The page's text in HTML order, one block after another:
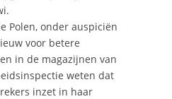
Polen, onder auspiciën
voor betere
in de magazijnen van
weten dat
inzet in haar